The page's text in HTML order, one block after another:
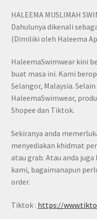
HALEEMA MUSLIMAH
Dahulunya dikenali
(Dimiliki oleh Haleema
HaleemaSwimwear kini
buat masa ini. Kami
Selangor, Malaysia.
HaleemaSwimwear,
Shopee dan Tiktok.
Sekiranya anda
menyediakan khidmat
atau grab. Atau anda
kami, bagaimanapun
order.
Tiktok : https://